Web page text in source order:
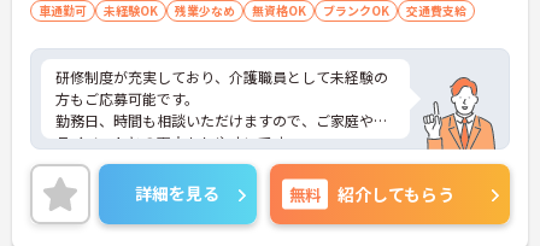
車通勤可 未経験OK 残業少なめ 無資格OK ブランクOK 交通費支給
研修制度が充実しており、介護職員として未経験の
方もご応募可能です。
勤務日、時間も相談いただけますので、ご家庭やプ
ライベートとの両立もしやすいです。
ご興味のある方は面接対策ポイントなどお話致しま
すのでお気軽にお問い合わせください。
詳細を見る 無料 紹介してもらう